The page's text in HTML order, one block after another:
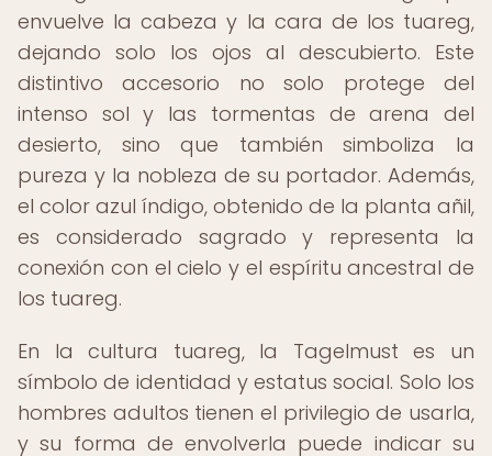
envuelve la cabeza y la cara de los tuareg,
dejando solo los ojos al descubierto. Este
distintivo accesorio no solo protege del
intenso sol y las tormentas de arena del
desierto, sino que también simboliza la
pureza y la nobleza de su portador. Además,
el color azul índigo, obtenido de la planta añil,
es considerado sagrado y representa la
conexión con el cielo y el espíritu ancestral de
los tuareg.
En la cultura tuareg, la Tagelmust es un
símbolo de identidad y estatus social. Solo los
hombres adultos tienen el privilegio de usarla,
y su forma de envolverla puede indicar su